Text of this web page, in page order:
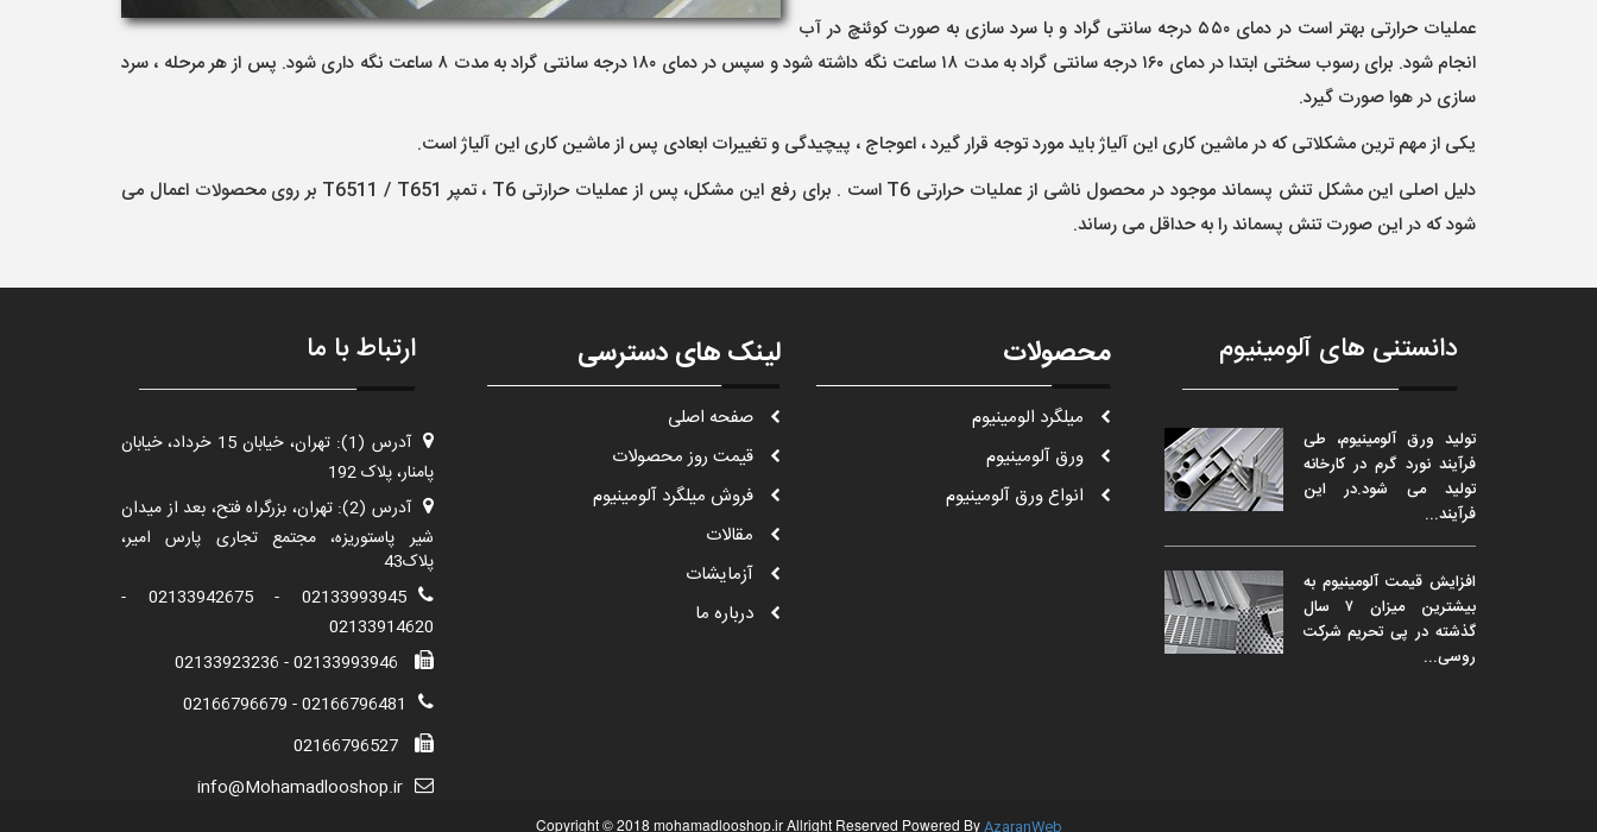
عملیات حرارتی بهتر است در دمای ۵۵۰ درجه سانتی گراد و با سرد سازی به صورت کوئنچ در آب
انجام شود. برای رسوب سختی ابتدا در دمای ۱۶۰ درجه سانتی گراد به مدت ۱۸ ساعت نگه داشته شود و سپس در دمای ۱۸۰ درجه سانتی گراد به مدت ۸ ساعت نگه داری شود. پس از هر مرحله ، سرد
سازی در هوا صورت گیرد.
یکی از مهم ترین مشکلاتی که در ماشین کاری این آلیاژ باید مورد توجه قرار گیرد ، اعوجاج ، پیچیدگی و تغییرات ابعادی پس از ماشین کاری این آلیاژ است.
دلیل اصلی این مشکل تنش پسماند موجود در محصول ناشی از عملیات حرارتی T6 است . برای رفع این مشکل، پس از عملیات حرارتی T6 ، تمپر T6511 / T651 بر روی محصولات اعمال می
شود که در این صورت تنش پسماند را به حداقل می رساند.
ارتباط با ما
آدرس (1): تهران، خیابان 15 خرداد، خیابان
پامنار، پلاک 192
آدرس (2): تهران، بزرگراه فتح، بعد از میدان
شیر پاستوریزه، مجتمع تجاری پارس امیر،
پلاک43
02133993945 - 02133942675 -
02133914620
02166796481 - 02166796679
02166796527
info@Mohamadlooshop.ir
لینک های دسترسی
صفحه اصلی
قيمت روز محصولات
فروش میلگرد آلومینیوم
مقالات
آزمایشات
درباره ما
محصولات
ميلگرد الومينيوم
ورق آلومينيوم
انواع ورق آلومينيوم
دانستنی های آلومینیوم
تولید ورق آلومینیوم، طی
فرآیند نورد گرم در کارخانه
تولید می شود.در این
فرآیند...
افزایش قیمت آلومینیوم به
بیشترین میزان ۷ سال
گذشته در پی تحریم شرکت
روسی...
Copyright © 2018 mohamadlooshop.ir Allright Reserved Powered ByAzaranWeb